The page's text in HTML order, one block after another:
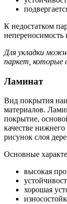
К недостатком
Для укладки
паркет, которые
Ламинат
Вид покрытия
материалов.
покрытие,
качестве
рисунок слоя
Основные
высокая
хорошая